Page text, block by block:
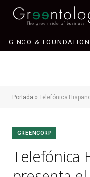
G NGO &
Portada » Telefónica Hispanoamérica
GREENCORP
Telefónica